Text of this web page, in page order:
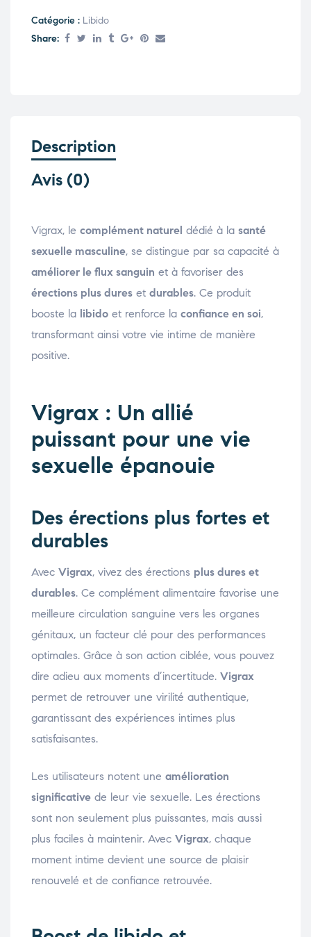
Catégorie : Libido
Share:
Description
Avis (0)
Vigrax, le complément naturel dédié à la santé
sexuelle masculine, se distingue par sa capacité à
améliorer le flux sanguin et à favoriser des
érections plus dures et durables. Ce produit
booste la libido et renforce la confiance en soi,
transformant ainsi votre vie intime de manière
positive.
Vigrax : Un allié
puissant pour une vie
sexuelle épanouie
Des érections plus fortes et
durables
Avec Vigrax, vivez des érections plus dures et
durables. Ce complément alimentaire favorise une
meilleure circulation sanguine vers les organes
génitaux, un facteur clé pour des performances
optimales. Grâce à son action ciblée, vous pouvez
dire adieu aux moments d’incertitude. Vigrax
permet de retrouver une virilité authentique,
garantissant des expériences intimes plus
satisfaisantes.
Les utilisateurs notent une amélioration
significative de leur vie sexuelle. Les érections
sont non seulement plus puissantes, mais aussi
plus faciles à maintenir. Avec Vigrax, chaque
moment intime devient une source de plaisir
renouvelé et de confiance retrouvée.